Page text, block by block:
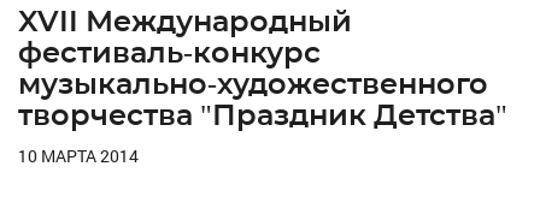
XVII Международный
фестиваль-конкурс
музыкально-художественного
творчества "Праздник Детства"
10 МАРТА 2014